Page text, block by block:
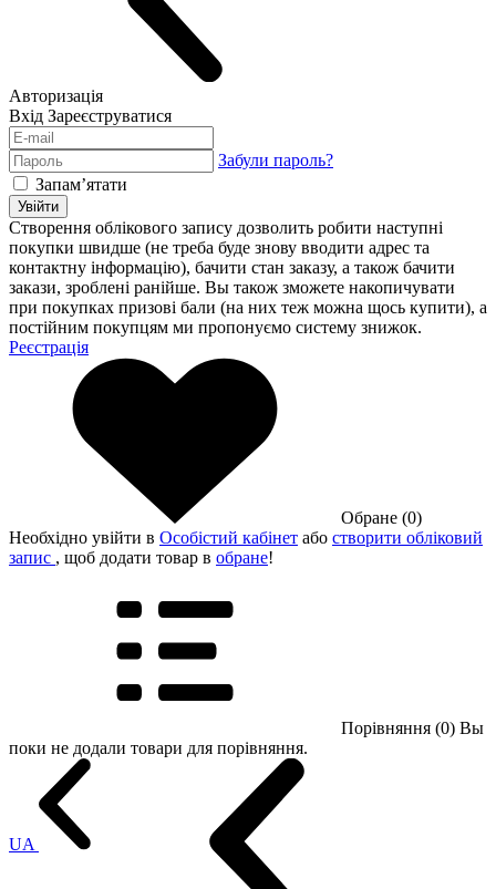
Авторизація
Вхід Зареєструватися
Забули пароль?
Запам’ятати
Увійти
Створення облікового запису дозволить робити наступні
покупки швидше (не треба буде знову вводити адрес та
контактну інформацію), бачити стан заказу, а також бачити
закази, зроблені ранійше. Вы також зможете накопичувати
при покупках призові бали (на них теж можна щось купити), а
постійним покупцям ми пропонуємо систему знижок.
Реєстрація
Обране (0)
Необхідно увійти в Особістий кабінет або створити обліковий
запис , щоб додати товар в обране!
Порівняння (0) Вы
поки не додали товари для порівняння.
UA